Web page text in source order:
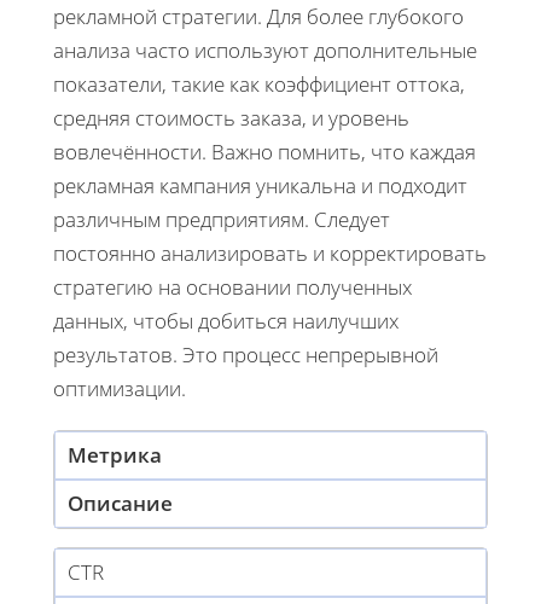
рекламной стратегии. Для более глубокого
анализа часто используют дополнительные
показатели, такие как коэффициент оттока,
средняя стоимость заказа, и уровень
вовлечённости. Важно помнить, что каждая
рекламная кампания уникальна и подходит
различным предприятиям. Следует
постоянно анализировать и корректировать
стратегию на основании полученных
данных, чтобы добиться наилучших
результатов. Это процесс непрерывной
оптимизации.
Метрика
Описание
CTR